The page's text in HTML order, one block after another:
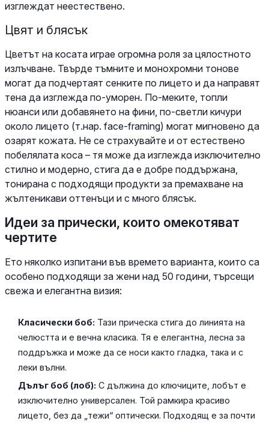
изглеждат неестествено.
Цвят и блясък
Цветът на косата играе огромна роля за цялостното
излъчване. Твърде тъмните и монохромни тонове
могат да подчертаят сенките по лицето и да направят
тена да изглежда по-уморен. По-меките, топли
нюанси или добавянето на фини, по-светли кичури
около лицето (т.нар. face-framing) могат мигновено да
озарят кожата. Не се страхувайте и от естествено
побелялата коса – тя може да изглежда изключително
стилно и модерно, стига да е добре поддържана,
тонирана с подходящи продукти за премахване на
жълтеникави оттенъци и с много блясък.
Идеи за прически, които омекотяват
чертите
Ето няколко изпитани във времето варианта, които са
особено подходящи за жени над 50 години, търсещи
свежа и елегантна визия:
Класически боб: Тази прическа стига до линията на
челюстта и е вечна класика. Тя е елегантна, лесна за
поддръжка и може да се носи както гладка, така и с
леки вълни.
Дълъг боб (лоб): С дължина до ключиците, лобът е
изключително универсален. Той рамкира красиво
лицето, без да „тежи“ оптически. Подходящ е за почти